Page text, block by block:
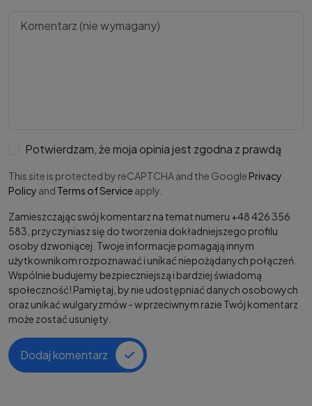
Potwierdzam, że moja opinia jest zgodna z prawdą
This site is protected by reCAPTCHA and the Google Privacy
Policy and Terms of Service apply.
Zamieszczając swój komentarz na temat numeru +48 426 356
583, przyczyniasz się do tworzenia dokładniejszego profilu
osoby dzwoniącej. Twoje informacje pomagają innym
użytkownikom rozpoznawać i unikać niepożądanych połączeń.
Wspólnie budujemy bezpieczniejszą i bardziej świadomą
społeczność! Pamiętaj, by nie udostępniać danych osobowych
oraz unikać wulgaryzmów - w przeciwnym razie Twój komentarz
może zostać usunięty.
Dodaj komentarz